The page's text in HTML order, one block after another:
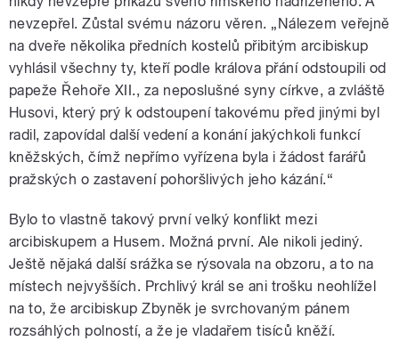
nevzepřel. Zůstal svému názoru věren. „Nálezem veřejně
na dveře několika předních kostelů přibitým arcibiskup
vyhlásil všechny ty, kteří podle králova přání odstoupili od
papeže Řehoře XII., za neposlušné syny církve, a zvláště
Husovi, který prý k odstoupení takovému před jinými byl
radil, zapovídal další vedení a konání jakýchkoli funkcí
kněžských, čímž nepřímo vyřízena byla i žádost farářů
pražských o zastavení pohoršlivých jeho kázání.“
Bylo to vlastně takový první velký konflikt mezi
arcibiskupem a Husem. Možná první. Ale nikoli jediný.
Ještě nějaká další srážka se rýsovala na obzoru, a to na
místech nejvyšších. Prchlivý král se ani trošku neohlížel
na to, že arcibiskup Zbyněk je svrchovaným pánem
rozsáhlých polností, a že je vladařem tisíců kněží.